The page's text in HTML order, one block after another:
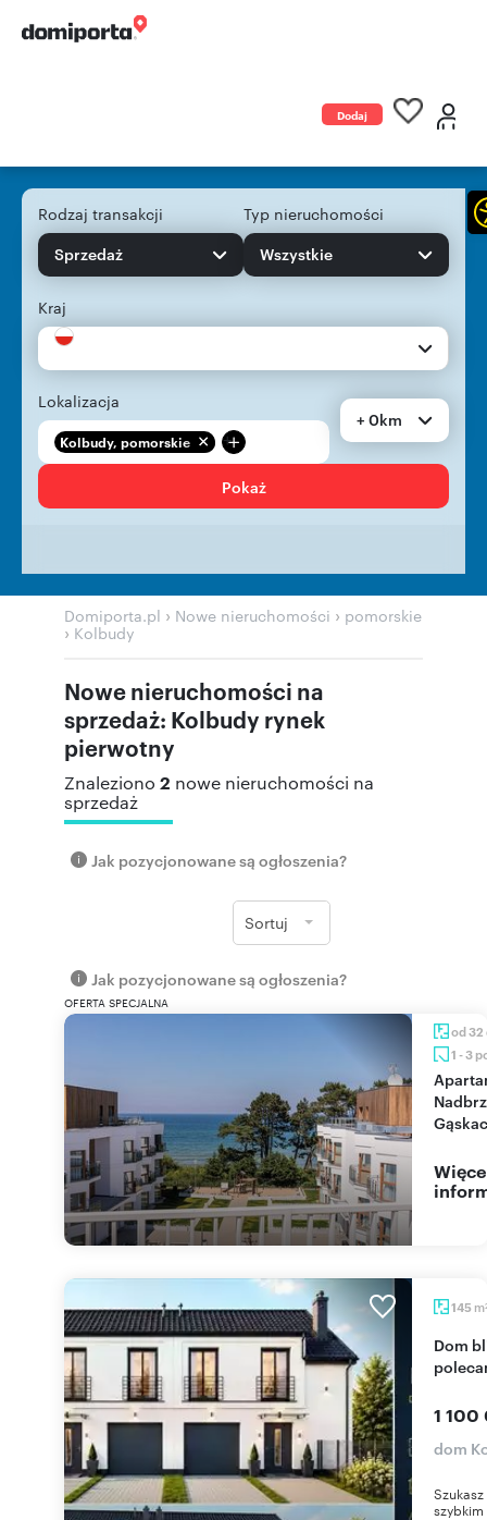
Dodaj
Rodzaj transakcji
Sprzedaż
Typ nieruchomości
Wszystkie
Kraj
Lokalizacja
Kolbudy, pomorskie +
+ 0km
Pokaż
Domiporta.pl › Nowe nieruchomości › pomorskie
› Kolbudy
Nowe nieruchomości na
sprzedaż: Kolbudy rynek
pierwotny
Znaleziono 2 nowe nieruchomości na
sprzedaż
Jak pozycjonowane są ogłoszenia?
Sortuj
Jak pozycjonowane są ogłoszenia?
OFERTA SPECJALNA
od 32
1 - 3
Apartamenty na
145 m
Dom bliźniaczy 145 m² z ogrodem 700 m², garaż
1 100
dom